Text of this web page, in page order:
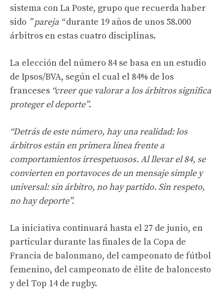
sistema con La Poste, grupo que recuerda haber
sido ” pareja “durante 19 años de unos 58.000
árbitros en estas cuatro disciplinas.
La elección del número 84 se basa en un estudio
de Ipsos/BVA, según el cual el 84% de los
franceses “creer que valorar a los árbitros significa
proteger el deporte”.
“Detrás de este número, hay una realidad: los
árbitros están en primera línea frente a
comportamientos irrespetuosos. Al llevar el 84, se
convierten en portavoces de un mensaje simple y
universal: sin árbitro, no hay partido. Sin respeto,
no hay deporte”.
La iniciativa continuará hasta el 27 de junio, en
particular durante las finales de la Copa de
Francia de balonmano, del campeonato de fútbol
femenino, del campeonato de élite de baloncesto
y del Top 14 de rugby.